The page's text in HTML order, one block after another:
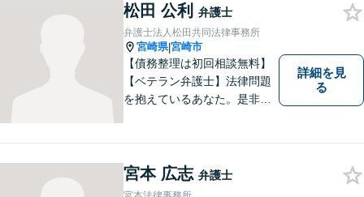
は，依頼者が希望されるベス
トな解決に至るよう最善を尽
くします。お気軽にご相談く
ださい。
松田 公利 弁護士
弁護士法人松田共同法律事務所
宮崎県|宮崎市
【債務整理は初回相談無料】
【ベテラン弁護士】法律問題
を抱えているあなた。是非一
詳細を見
る
宮本 広志 弁護士